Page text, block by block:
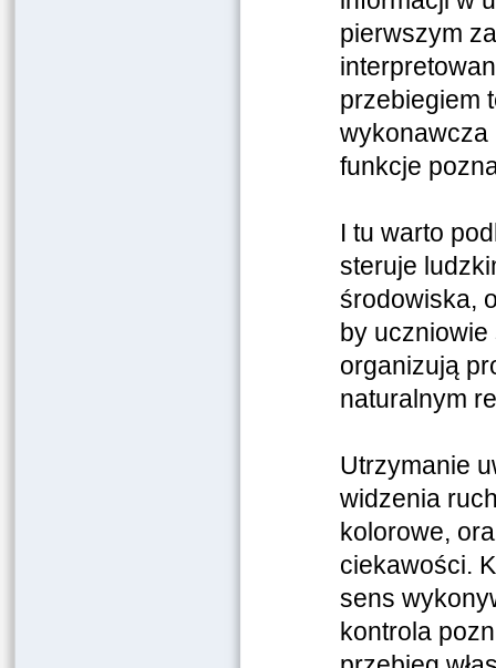
pierwszym
przebiegiem
wykonawcza
funkcje
I tu warto
steruje
środowiska,
by
organizują
naturalnym
Utrzymanie
widzenia
kolorowe,
ciekawości.
sens
kontrola